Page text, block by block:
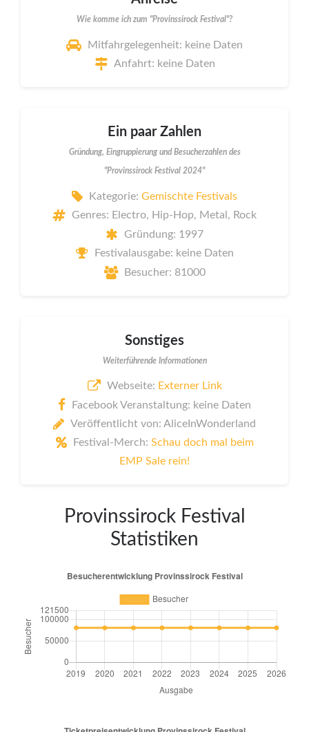
Wie komme ich zum "Provinssirock Festival"?
Mitfahrgelegenheit: keine Daten
Anfahrt: keine Daten
Ein paar Zahlen
Gründung, Eingruppierung und Besucherzahlen des
"Provinssirock Festival 2024"
Kategorie: Gemischte Festivals
Genres: Electro, Hip-Hop, Metal, Rock
Gründung: 1997
Festivalausgabe: keine Daten
Besucher: 81000
Sonstiges
Weiterführende Informationen
Webseite: Externer Link
Facebook Veranstaltung: keine Daten
Veröffentlicht von: AliceInWonderland
Festival-Merch: Schau doch mal beim
EMP Sale rein!
Provinssirock Festival
Statistiken